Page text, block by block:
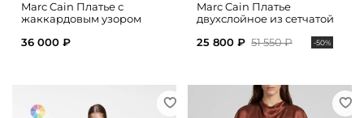
Marc Cain Платье с
жаккардовым узором
36 000 ₽
Marc Cain Платье
двухслойное из сетчатой
25 800 ₽ 51 550 ₽ -50%